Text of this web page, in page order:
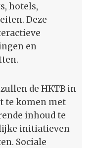
hotels,
Deze
en
de HKTB in
te komen met
inhoud te
initiatieven
Sociale